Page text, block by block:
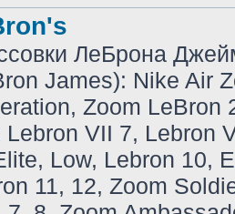
ЛеБрона
James): Nike Air
Zoom LeBron
Lebron VII 7, Lebron
Low, Lebron 10,
11, 12, Zoom